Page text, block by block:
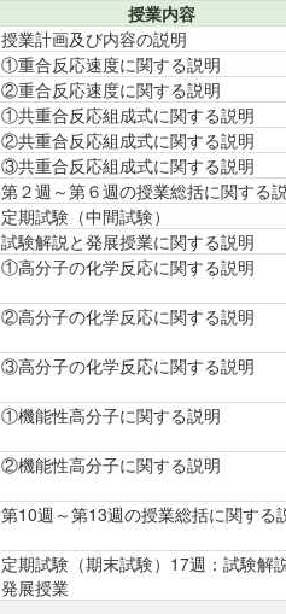
授業内容
授業計画及び内容の説明
①重合反応速度に関する説明
②重合反応速度に関する説明
①共重合反応組成式に関する説明
②共重合反応組成式に関する説明
③共重合反応組成式に関する説明
第２週～第６週の授業総括に関する
定期試験（中間試験）
試験解説と発展授業に関する説明
①高分子の化学反応に関する説明
②高分子の化学反応に関する説明
③高分子の化学反応に関する説明
①機能性高分子に関する説明
②機能性高分子に関する説明
第10週～第13週の授業総括に関する
定期試験（期末試験）17週：試験解
発展授業